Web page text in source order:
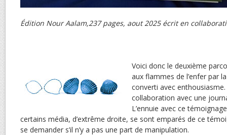
Édition Nour Aalam,237 pages, aout 2025 écrit en
Voici donc le deuxième
aux flammes de l’enfer par
converti avec
collaboration avec une
L’ennuie avec ce
certains média, d’extrême droite, se sont emparés de ce
se demander s’il n’y a pas une part de manipulation.